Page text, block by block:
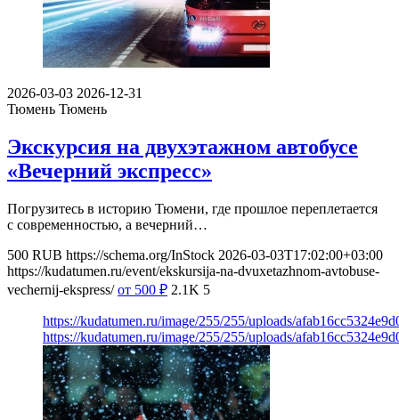
2026-03-03 2026-12-31
Тюмень Тюмень
Экскурсия на двухэтажном автобусе
«Вечерний экспресс»
Погрузитесь в историю Тюмени, где прошлое переплетается
с современностью, а вечерний…
500 RUB https://schema.org/InStock 2026-03-03T17:02:00+03:00
https://kudatumen.ru/event/ekskursija-na-dvuxetazhnom-avtobuse-
vechernij-ekspress/ от 500 ₽ 2.1K 5
https://kudatumen.ru/image/255/255/uploads/
https://kudatumen.ru/image/255/255/uploads/